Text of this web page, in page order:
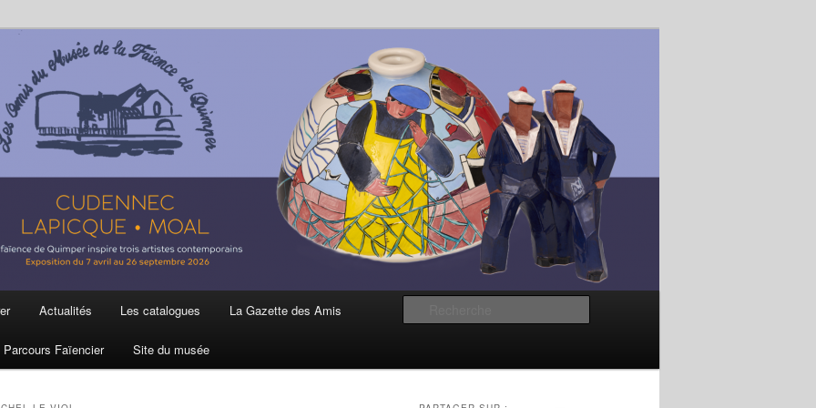
et de la Faïence de Quimper
Actualités Les catalogues La Gazette des Amis
Parcours Faïencier Site du musée